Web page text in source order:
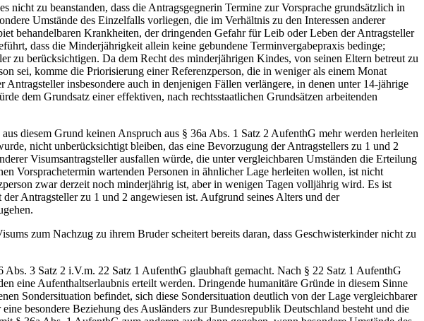
zu beanstanden, dass die Antragsgegnerin Termine zur Vorsprache grundsätzlich in
Umstände des Einzelfalls vorliegen, die im Verhältnis zu den Interessen anderer
behandelbaren Krankheiten, der dringenden Gefahr für Leib oder Leben der Antragsteller
dass die Minderjährigkeit allein keine gebundene Terminvergabepraxis bedinge;
zu berücksichtigen. Da dem Recht des minderjährigen Kindes, von seinen Eltern betreut zu
sei, komme die Priorisierung einer Referenzperson, die in weniger als einem Monat
insbesondere auch in denjenigen Fällen verlängere, in denen unter 14-jährige
dem Grundsatz einer effektiven, nach rechtsstaatlichen Grundsätzen arbeitenden
diesem Grund keinen Anspruch aus § 36a Abs. 1 Satz 2 AufenthG mehr werden herleiten
nicht unberücksichtigt bleiben, das eine Bevorzugung der Antragstellers zu 1 und 2
Visumsantragsteller ausfallen würde, die unter vergleichbaren Umständen die Erteilung
Vorsprachetermin wartenden Personen in ähnlicher Lage herleiten wollen, ist nicht
zwar derzeit noch minderjährig ist, aber in wenigen Tagen volljährig wird. Es ist
Antragsteller zu 1 und 2 angewiesen ist. Aufgrund seines Alters und der
zum Nachzug zu ihrem Bruder scheitert bereits daran, dass Geschwisterkinder nicht zu
3 Satz 2 i.V.m. 22 Satz 1 AufenthG glaubhaft gemacht. Nach § 22 Satz 1 AufenthG
eine Aufenthaltserlaubnis erteilt werden. Dringende humanitäre Gründe in diesem Sinne
Sondersituation befindet, sich diese Sondersituation deutlich von der Lage vergleichbarer
besondere Beziehung des Ausländers zur Bundesrepublik Deutschland besteht und die